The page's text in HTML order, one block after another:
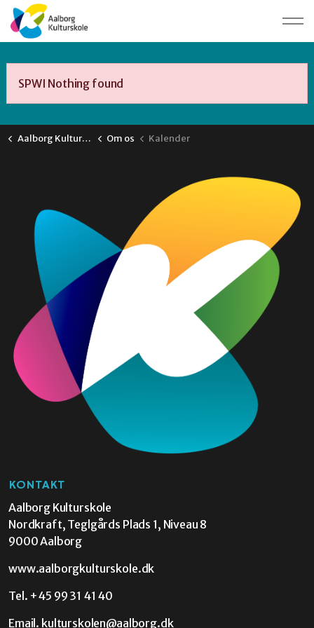
SPWI Nothing found
Aalborg Kulturskole Om os Kalender
KONTAKT
Aalborg Kulturskole
Nordkraft, Teglgårds Plads 1, Niveau 8
9000 Aalborg
www.aalborgkulturskole.dk
Tel. +45 99 31 41 40
Email. kulturskolen@aalborg.dk